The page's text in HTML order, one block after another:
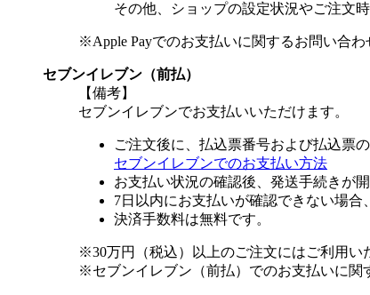
その他、ショップの設定状況やご注文
※Apple Payでのお支払いに関するお問い合わ
セブンイレブン（前払）
【備考】
セブンイレブンでお支払いいただけます。
ご注文後に、払込票番号および払込票
セブンイレブンでのお支払い方法
お支払い状況の確認後、発送手続きが
7日以内にお支払いが確認できない場合
決済手数料は無料です。
※30万円（税込）以上のご注文にはご利用い
※セブンイレブン（前払）でのお支払いに関